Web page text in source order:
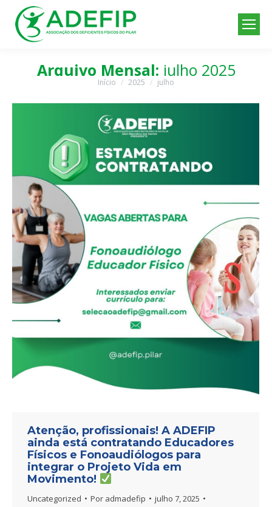
Arquivo Mensal: julho 2025
Você está aqui:
Início 2025 julho
Atenção, profissionais! A ADEFIP
ainda está contratando Educadores
Físicos e Fonoaudiólogos para
integrar o Projeto Vida em
Movimento!
Uncategorized Por admadefip
julho 7, 2025